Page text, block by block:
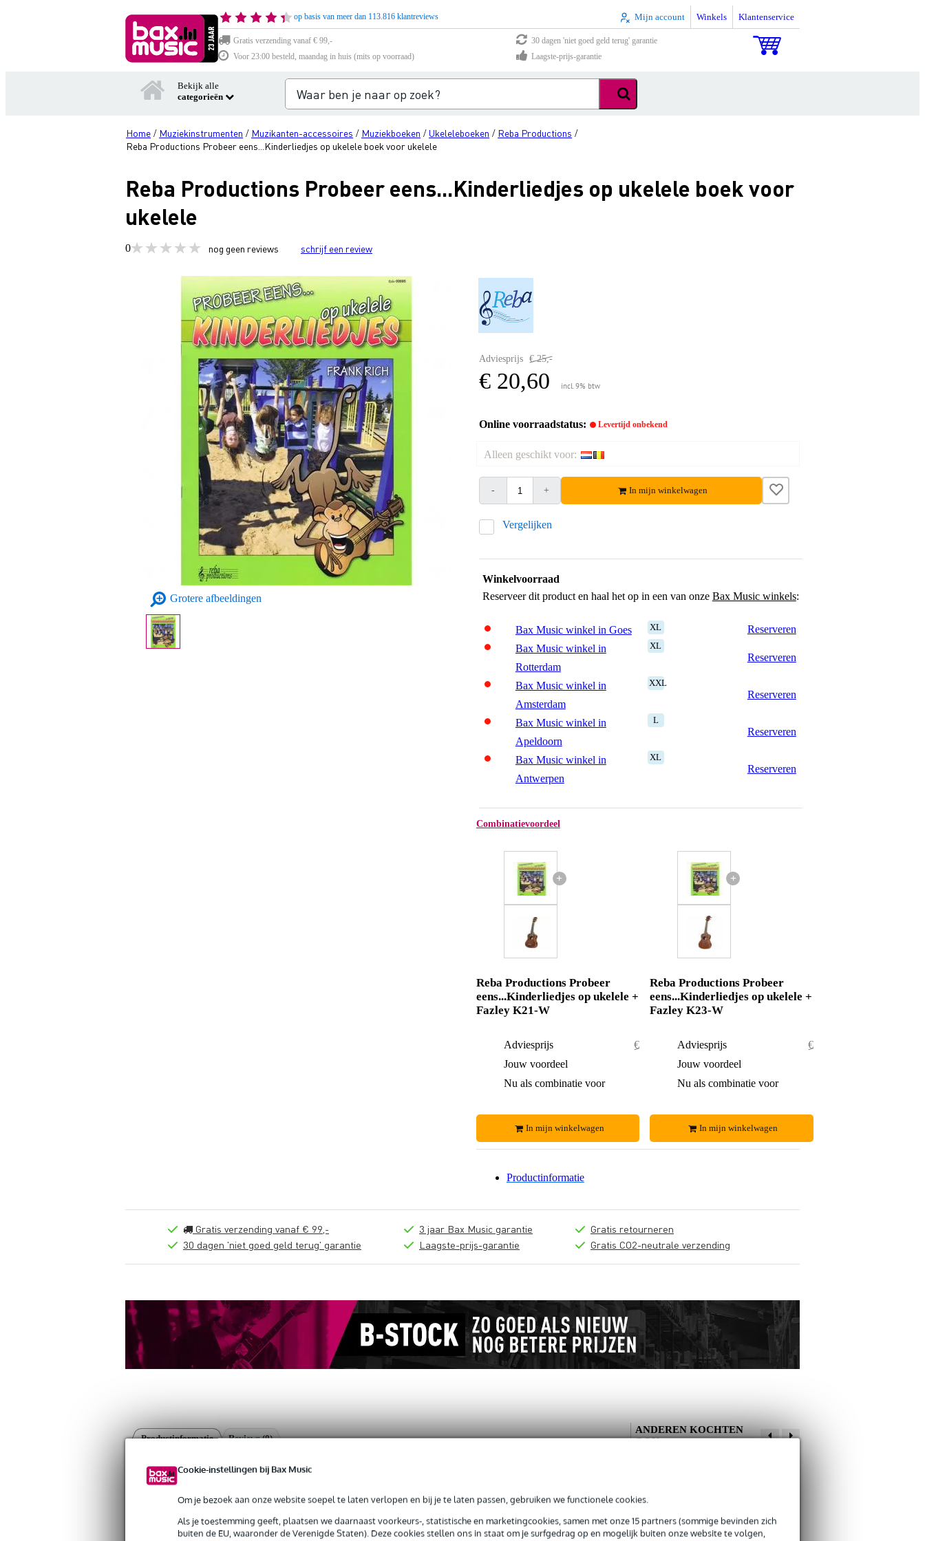
Cookie-instellingen bij Bax Music
Om je bezoek aan onze website soepel te laten verlopen en bij je te laten passen, gebruiken we functionele cookies.
Als je toestemming geeft, plaatsen we daarnaast voorkeurs-, statistische en marketingcookies, samen met onze 15 partners (sommige bevinden zich
buiten de EU, waaronder de Verenigde Staten). Deze cookies stellen ons in staat om je surfgedrag op en mogelijk buiten onze website te volgen,
op basis van meer dan 113.816 klantreviews Mijn account Winkels Klantenservice
Gratis verzending vanaf € 99,-
30 dagen 'niet goed geld terug' garantie
Voor 23:00 besteld, maandag in huis (mits op voorraad)
Laagste-prijs-garantie
Bekijk alle
categorieën
Home / Muziekinstrumenten / Muzikanten-accessoires / Muziekboeken /Ukeleleboeken / Reba Productions /
Reba Productions Probeer eens...Kinderliedjes op ukelele boek voor ukelele
Reba Productions Probeer eens...Kinderliedjes op ukelele boek voor
ukelele
0 nog geen reviews schrijf een review
Grotere afbeeldingen
Adviesprijs € 25,-
€ 20,60 incl. 9% btw
Online voorraadstatus: Levertijd onbekend
Alleen geschikt voor:
- + In mijn winkelwagen
Vergelijken
Winkelvoorraad
Reserveer dit product en haal het op in een van onze Bax Music winkels:
Bax Music winkel in Goes XL
Reserveren
Bax Music winkel in
Rotterdam
XL
Reserveren
Bax Music winkel in
Amsterdam
XXL
Reserveren
Bax Music winkel in
Apeldoorn
L
Reserveren
Bax Music winkel in
Antwerpen
XL
Reserveren
Combinatievoordeel
+
Reba Productions Probeer
eens...Kinderliedjes op ukelele +
Fazley K21-W
Adviesprijs
€ 37,90
Jouw voordeel
Nu als combinatie voor
In mijn winkelwagen
+
Reba Productions Probeer
eens...Kinderliedjes op ukelele +
Fazley K23-W
Adviesprijs
€ 69,60
Jouw voordeel
Nu als combinatie voor
In mijn winkelwagen
Productinformatie
Gratis verzending vanaf € 99,-
30 dagen 'niet goed geld terug' garantie
3 jaar Bax Music garantie
Laagste-prijs-garantie
Gratis retourneren
Gratis CO2-neutrale verzending
Productinformatie Reviews(0)
Reba Productions Probeer eens...Kinderliedjes op ukelele boek voor ukelele
Artikelnr:9000-0081-2968
Servicebelofte
Bax Music Garantie : Op dit product krijg je alleen garantie op fabrieksfouten.
Er zijn nog geen reviews voor dit product.
ANDEREN KOCHTEN
OOK
Innox MB 10